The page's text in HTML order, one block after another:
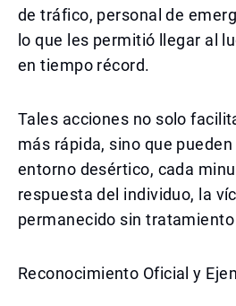
de tráfico, personal de
lo que les permitió llegar al
en tiempo récord.
Tales acciones no solo
más rápida, sino que pueden
entorno desértico, cada
respuesta del individuo, la
permanecido sin
Reconocimiento Oficial y